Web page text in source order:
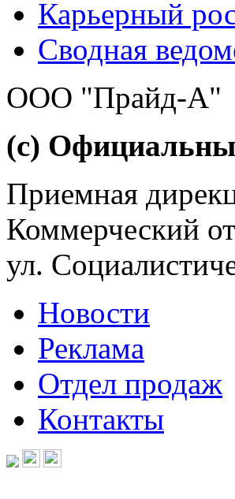
Карьерный
Сводная
ООО "Прайд-А"
(с)
Приемная
Коммерческий
ул.
Новости
Реклама
Отдел продаж
Контакты